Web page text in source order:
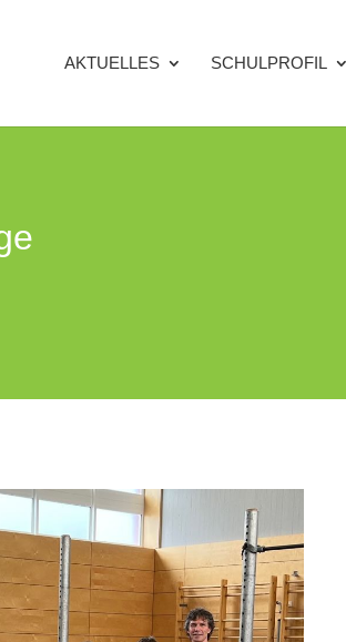
AKTUELLES SCHULPROFIL